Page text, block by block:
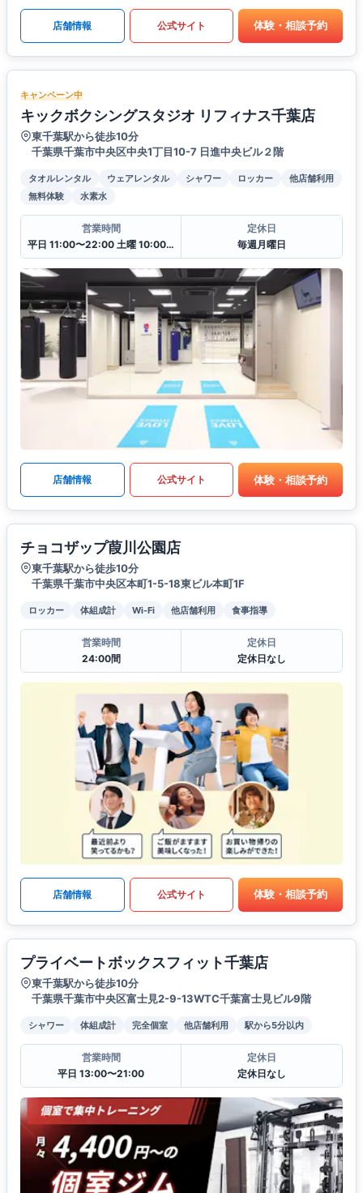
店舗情報 公式サイト 体験・相談予約
キャンペーン中
キックボクシングスタジオ リフィナス千葉店
東千葉駅から徒歩10分
千葉県千葉市中央区中央1丁目10-7 日進中央ビル２階
タオルレンタル ウェアレンタル シャワー ロッカー
他店舗利用
無料体験
水素水
営業時間
平日 11:00〜22:00 土曜 10:00〜20:00 日・祝 10:00〜18:00
定休日
毎週月曜日
店舗情報 公式サイト 体験・相談予約
チョコザップ葭川公園店
東千葉駅から徒歩10分
千葉県千葉市中央区本町1-5-18東ビル本町1F
ロッカー 体組成計 Wi-Fi 他店舗利用 食事指導
営業時間
24:00間
定休日
定休日なし
店舗情報 公式サイト 体験・相談予約
プライベートボックスフィット千葉店
東千葉駅から徒歩10分
千葉県千葉市中央区富士見2-9-13WTC千葉富士見ビル9階
シャワー 体組成計 完全個室 他店舗利用 駅から5分以内
営業時間
平日 13:00〜21:00
定休日
定休日なし